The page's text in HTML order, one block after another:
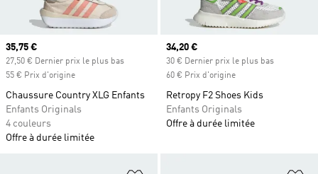
Prix actuel
35,75 €
27,50 € Dernier prix le plus bas
55 € Prix d'origine
Chaussure Country XLG Enfants
Enfants Originals
4 couleurs
Offre à durée limitée
Prix actuel
34,20 €
30 € Dernier prix le plus bas
60 € Prix d'origine
Retropy F2 Shoes Kids
Enfants Originals
Offre à durée limitée